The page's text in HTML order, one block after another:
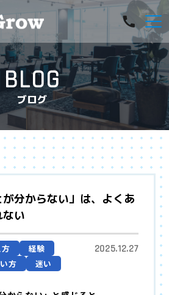
BLOG
ブログ
が分からない」は、よくあ
い
経験
方
迷い
2025.12.27